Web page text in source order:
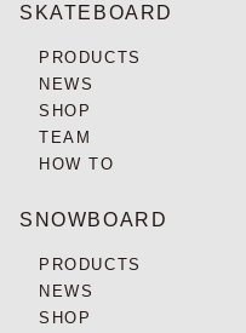
SKATEBOARD
PRODUCTS
NEWS
SHOP
TEAM
HOW TO
SNOWBOARD
PRODUCTS
NEWS
SHOP